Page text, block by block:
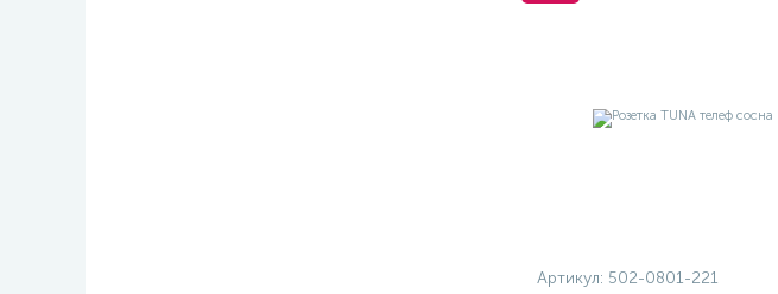
Артикул: 502-0801-221